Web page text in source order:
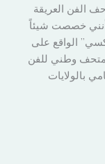
الفن العريقة
أنني خصصت شيئاً
الواقع على
متحف وطني للفن
بالولايات